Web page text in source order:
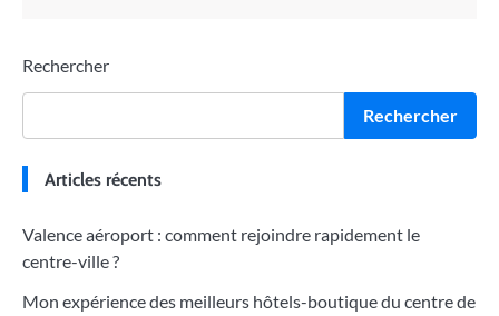
Rechercher
Rechercher
Articles récents
Valence aéroport : comment rejoindre rapidement le
centre-ville ?
Mon expérience des meilleurs hôtels-boutique du centre de